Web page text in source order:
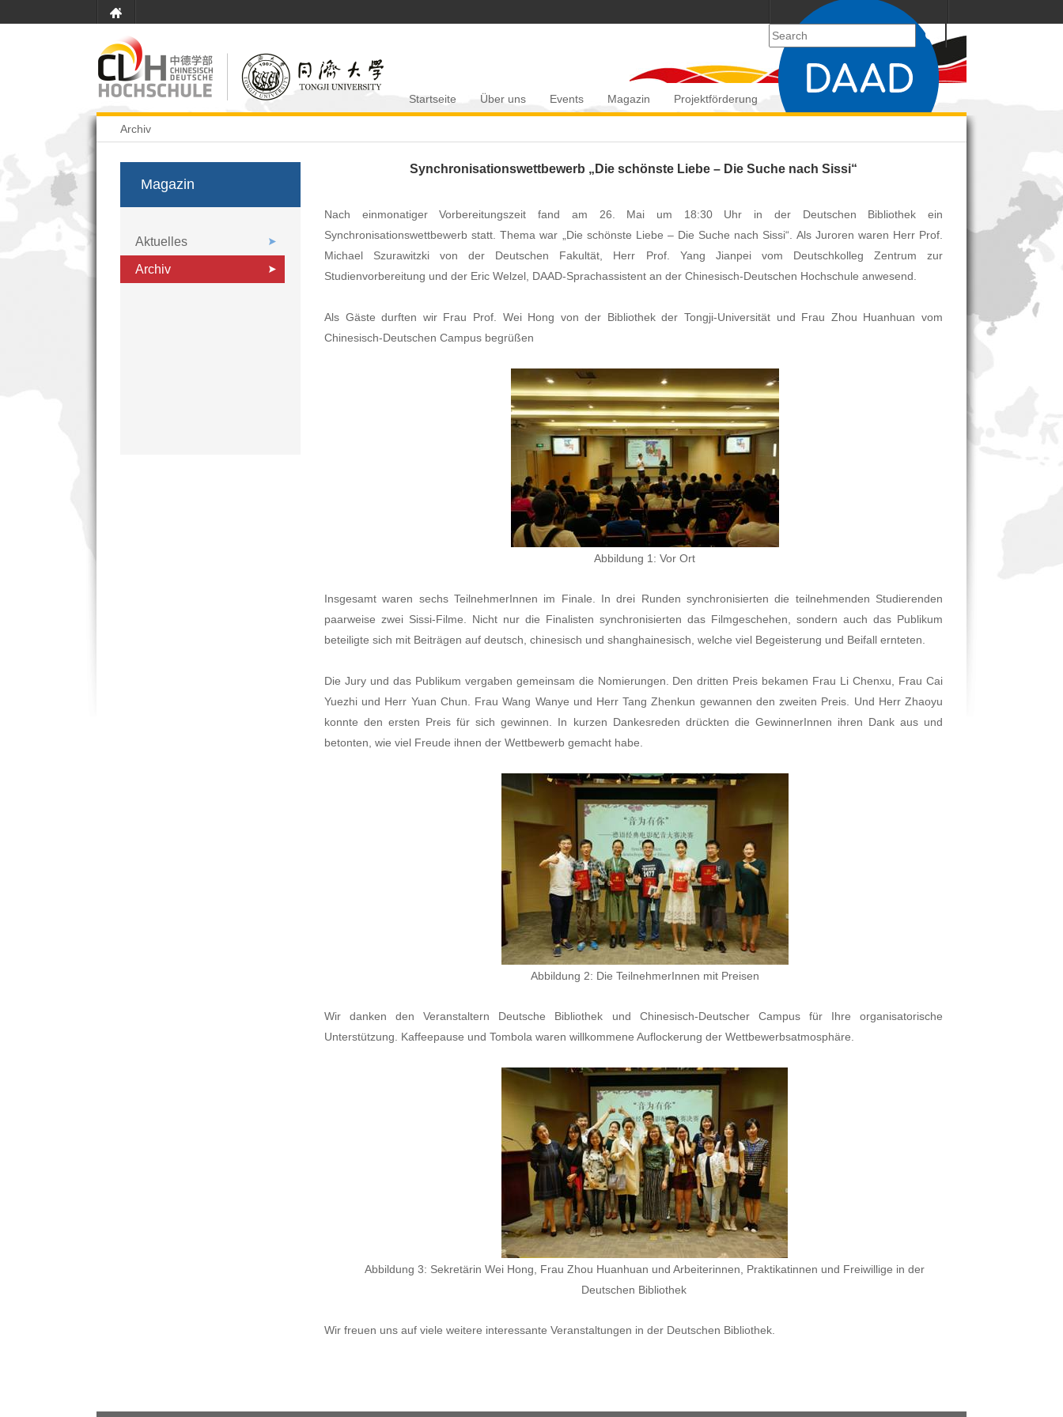
Startseite Über uns Events Magazin Projektförderung Publikationen
Archiv
Magazin
Aktuelles
Archiv
Synchronisationswettbewerb „Die schönste Liebe – Die Suche nach Sissi“
Nach einmonatiger Vorbereitungszeit fand am 26. Mai um 18:30 Uhr in der Deutschen Bibliothek ein
Synchronisationswettbewerb statt. Thema war „Die schönste Liebe – Die Suche nach Sissi“. Als Juroren waren Herr Prof.
Michael Szurawitzki von der Deutschen Fakultät, Herr Prof. Yang Jianpei vom Deutschkolleg Zentrum zur
Studienvorbereitung und der Eric Welzel, DAAD-Sprachassistent an der Chinesisch-Deutschen Hochschule anwesend.
Als Gäste durften wir Frau Prof. Wei Hong von der Bibliothek der Tongji-Universität und Frau Zhou Huanhuan vom
Chinesisch-Deutschen Campus begrüßen
Abbildung 1: Vor Ort
Insgesamt waren sechs TeilnehmerInnen im Finale. In drei Runden synchronisierten die teilnehmenden Studierenden
paarweise zwei Sissi-Filme. Nicht nur die Finalisten synchronisierten das Filmgeschehen, sondern auch das Publikum
beteiligte sich mit Beiträgen auf deutsch, chinesisch und shanghainesisch, welche viel Begeisterung und Beifall ernteten.
Die Jury und das Publikum vergaben gemeinsam die Nomierungen. Den dritten Preis bekamen Frau Li Chenxu, Frau Cai
Yuezhi und Herr Yuan Chun. Frau Wang Wanye und Herr Tang Zhenkun gewannen den zweiten Preis. Und Herr Zhaoyu
konnte den ersten Preis für sich gewinnen. In kurzen Dankesreden drückten die GewinnerInnen ihren Dank aus und
betonten, wie viel Freude ihnen der Wettbewerb gemacht habe.
Abbildung 2: Die TeilnehmerInnen mit Preisen
Wir danken den Veranstaltern Deutsche Bibliothek und Chinesisch-Deutscher Campus für Ihre organisatorische
Unterstützung. Kaffeepause und Tombola waren willkommene Auflockerung der Wettbewerbsatmosphäre.
Abbildung 3: Sekretärin Wei Hong, Frau Zhou Huanhuan und Arbeiterinnen, Praktikatinnen und Freiwillige in der
Deutschen Bibliothek
Wir freuen uns auf viele weitere interessante Veranstaltungen in der Deutschen Bibliothek.